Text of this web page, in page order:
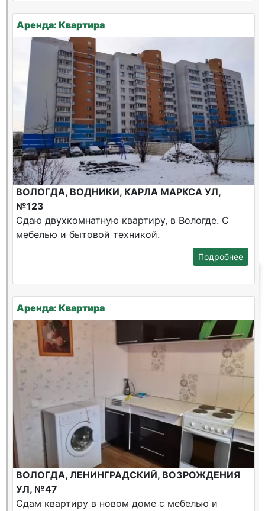
Аренда: Квартира
ВОЛОГДА, ВОДНИКИ, КАРЛА МАРКСА УЛ,
№123
Сдаю двухкомнатную квартиру, в Вологде. С
мебелью и бытовой техникой.
Подробнее
Аренда: Квартира
ВОЛОГДА, ЛЕНИНГРАДСКИЙ, ВОЗРОЖДЕНИЯ
УЛ, №47
Сдам квартиру в новом доме с мебелью и